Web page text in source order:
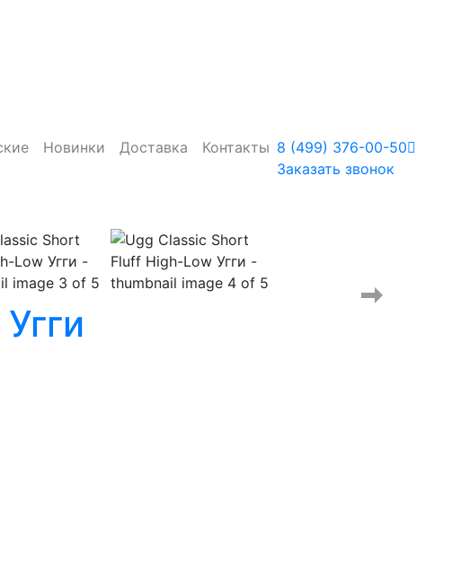
Новинки Доставка Контакты 8 (499) 376-00-50
Заказать звонок